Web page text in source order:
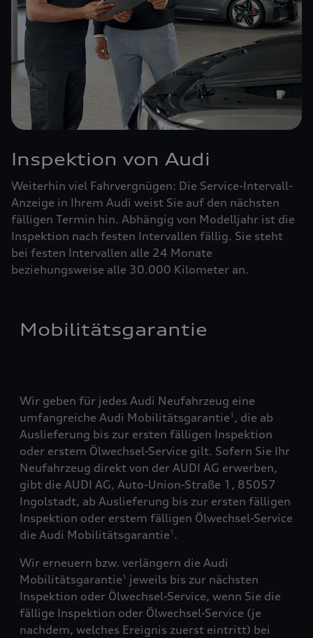
Inspektion von Audi
Weiterhin viel Fahrvergnügen: Die Service-Intervall-
Anzeige in Ihrem Audi weist Sie auf den nächsten
fälligen Termin hin. Abhängig von Modelljahr ist die
Inspektion nach festen Intervallen fällig. Sie steht
bei festen Intervallen alle 24 Monate
beziehungsweise alle 30.000 Kilometer an.
Mobilitätsgarantie
Wir geben für jedes Audi Neufahrzeug eine
umfangreiche Audi Mobilitätsgarantie1 , die ab
Auslieferung bis zur ersten fälligen Inspektion
oder erstem Ölwechsel-Service gilt. Sofern Sie Ihr
Neufahrzeug direkt von der AUDI AG erwerben,
gibt die AUDI AG, Auto-Union-Straße 1, 85057
Ingolstadt, ab Auslieferung bis zur ersten fälligen
Inspektion oder erstem fälligen Ölwechsel-Service
die Audi Mobilitätsgarantie1 .
Wir erneuern bzw. verlängern die Audi
Mobilitätsgarantie1
jeweils bis zur nächsten
Inspektion oder Ölwechsel-Service, wenn Sie die
fällige Inspektion oder Ölwechsel-Service (je
nachdem, welches Ereignis zuerst eintritt) bei